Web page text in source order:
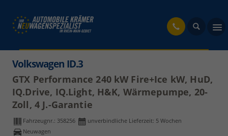
Volkswagen ID.3
GTX Performance 240 kW Fire+Ice kW, HuD,
IQ.Drive, IQ.Light, H&K, Wärmepumpe, 20-
Zoll, 4 J.-Garantie
Fahrzeugnr.: 358256 unverbindliche Lieferzeit: 5 Wochen
Neuwagen